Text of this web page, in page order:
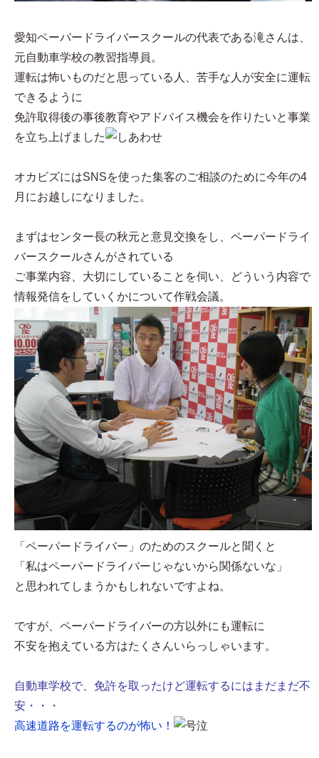
愛知ペーパードライバースクールの代表である滝さんは、
元自動車学校の教習指導員。
運転は怖いものだと思っている人、苦手な人が安全に運転
できるように
免許取得後の事後教育やアドバイス機会を作りたいと事業
を立ち上げました
オカビズにはSNSを使った集客のご相談のために今年の4
月にお越しになりました。
まずはセンター長の秋元と意見交換をし、ペーパードライ
バースクールさんがされている
ご事業内容、大切にしていることを伺い、どういう内容で
情報発信をしていくかについて作戦会議。
「ペーパードライバー」のためのスクールと聞くと
「私はペーパードライバーじゃないから関係ないな」
と思われてしまうかもしれないですよね。
ですが、ペーパードライバーの方以外にも運転に
不安を抱えている方はたくさんいらっしゃいます。
自動車学校で、免許を取ったけど運転するにはまだまだ不
安・・・
高速道路を運転するのが怖い！